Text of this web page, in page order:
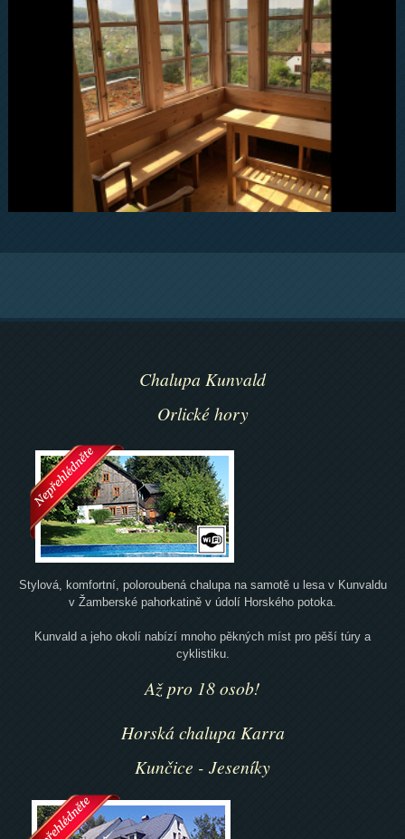
Chalupa Kunvald
Orlické hory
Stylová, komfortní, poloroubená chalupa na samotě u lesa v Kunvaldu
v Žamberské pahorkatině v údolí Horského potoka.
Kunvald a jeho okolí nabízí mnoho pěkných míst pro pěší túry a
cyklistiku.
Až pro 18 osob!
Horská chalupa Karra
Kunčice - Jeseníky